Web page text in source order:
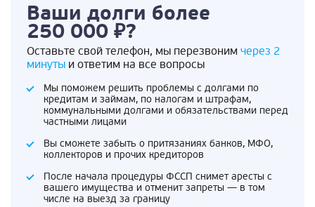
Ваши долги более
250 000 ₽?
Оставьте свой телефон, мы перезвоним через 2
минуты и ответим на все вопросы
Мы поможем решить проблемы с долгами по
кредитам и займам, по налогам и штрафам,
коммунальными долгами и обязательствами перед
частными лицами
Вы сможете забыть о притязаниях банков, МФО,
коллекторов и прочих кредиторов
После начала процедуры ФССП снимет аресты с
вашего имущества и отменит запреты — в том
числе на выезд за границу